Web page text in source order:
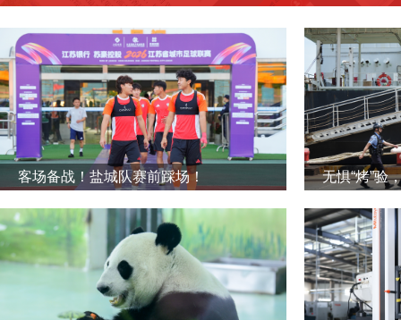
客场备战！盐城队赛前踩场！ 无惧“烤”验